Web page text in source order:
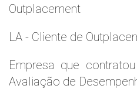
Outplacement
LA - Cliente de
Empresa que
Avaliação de